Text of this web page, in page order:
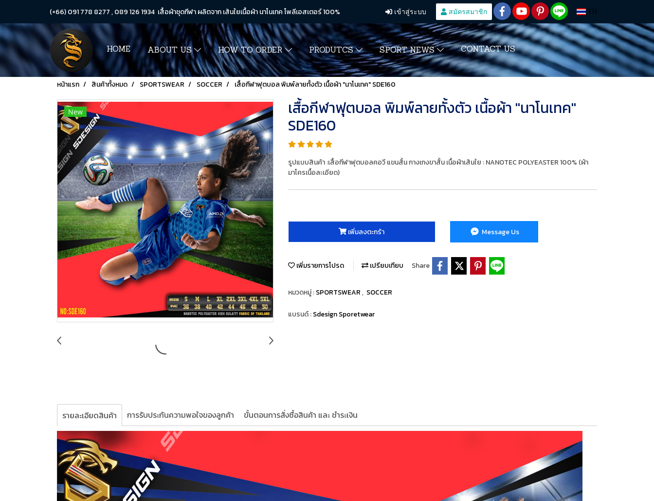
(+66) 091 778 8277 , 089 126 1934 เสื้อผ้าชุดกีฬา ผลิตจาก เส้นใยเนื้อผ้า นาโนเทค โพลีเอสเตอร์ 100% เข้าสู่ระบบ สมัครสมาชิก TH
HOME ABOUT US HOW TO ORDER PRODUTCS SPORT NEWS CONTACT US
หน้าแรก สินค้าทั้งหมด SPORTSWEAR SOCCER เสื้อกีฬาฟุตบอล พิมพ์ลายทั้งตัว เนื้อผ้า "นาโนเทค" SDE160
New
เสื้อกีฬาฟุตบอล พิมพ์ลายทั้งตัว เนื้อผ้า "นาโนเทค"
SDE160
รูปแบบสินค้า :เสื้อกีฬาฟุตบอลคอวี แขนสั้น กางเกงขาสั้น เนื้อผ้าเส้นใย : NANOTEC POLYEASTER 100% (ผ้า
มาโครเนื้อละเอียด)
เพิ่มลงตะกร้า Message Us
เพิ่มรายการโปรด เปรียบเทียบ Share
หมวดหมู่ :SPORTSWEAR, SOCCER
แบรนด์ :Sdesign Sporetwear
รายละเอียดสินค้า การรับประกันความพอใจของลูกค้า ขั้นตอนการสั่งซื้อสินค้า และ ชำระเงิน